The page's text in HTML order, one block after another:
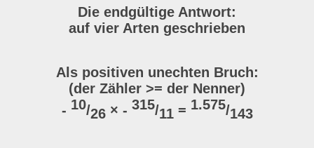
Die endgültige Antwort:
auf vier Arten geschrieben
Als positiven unechten Bruch:
(der Zähler >= der Nenner)
- 10/26 × - 315/11 = 1.575/143